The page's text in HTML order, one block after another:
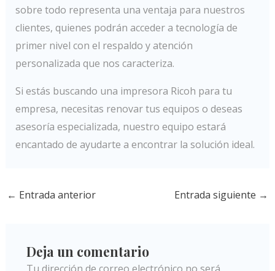
sobre todo representa una ventaja para nuestros
clientes, quienes podrán acceder a tecnología de
primer nivel con el respaldo y atención
personalizada que nos caracteriza.
Si estás buscando una impresora Ricoh para tu
empresa, necesitas renovar tus equipos o deseas
asesoría especializada, nuestro equipo estará
encantado de ayudarte a encontrar la solución ideal.
← Entrada anterior Entrada siguiente →
Deja un comentario
Tu dirección de correo electrónico no será